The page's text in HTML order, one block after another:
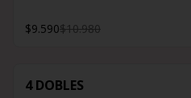
$9.590$10.980
4 DOBLES